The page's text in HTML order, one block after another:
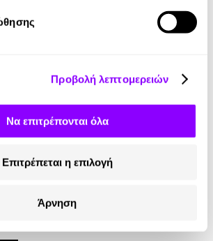
Προβολή λεπτομερειών
Να επιτρέπονται όλα
Επιτρέπεται η επιλογή
Άρνηση